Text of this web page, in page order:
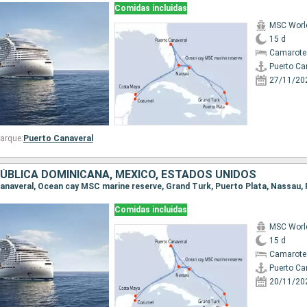
Comidas incluidas
MSC
15 d
Puerto
27/11/
Puerto Canaveral
DOMINICANA, MÉXICO, ESTADOS UNIDOS
Comidas incluidas
MSC
15 d
Puerto
20/11/